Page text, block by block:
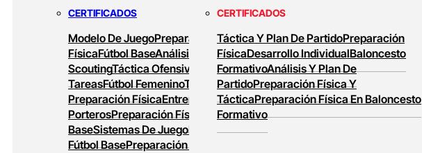
MASTERS ONLINE
Baloncesto Formativo
Preparación Física
En BaloncestoBaloncesto De Alto
Rendimiento
CERTIFICADOS
Modelo De JuegoPreparación
FísicaFútbol BaseAnálisis Y
ScoutingTáctica Ofensiva
Diseño De
TareasFútbol FemeninoTareas De
Preparación FísicaEntrenamiento De
PorterosPreparación Física En Fútbol
BaseSistemas De JuegoEntrenamiento En
Fútbol BasePreparación Física Y Táctica
CERTIFICADOS
Táctica Y Plan De PartidoPreparación
FísicaDesarrollo IndividualBaloncesto
FormativoAnálisis Y Plan De
PartidoPreparación Física Y
TácticaPreparación Física En Baloncesto
Formativo